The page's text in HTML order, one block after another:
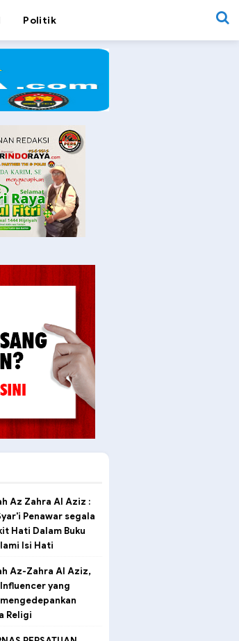
Politik
Az Zahra Al Aziz :
Penawar segala
Hati Dalam Buku
Isi Hati
Az-Zahra Al Aziz,
yang
Religi